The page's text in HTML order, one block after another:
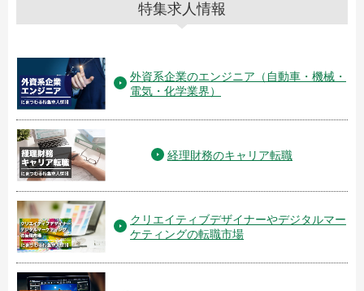
特集求人情報
外資系企業のエンジニア（自動車・機械・
電気・化学業界）
経理財務のキャリア転職
クリエイティブデザイナーやデジタルマー
ケティングの転職市場